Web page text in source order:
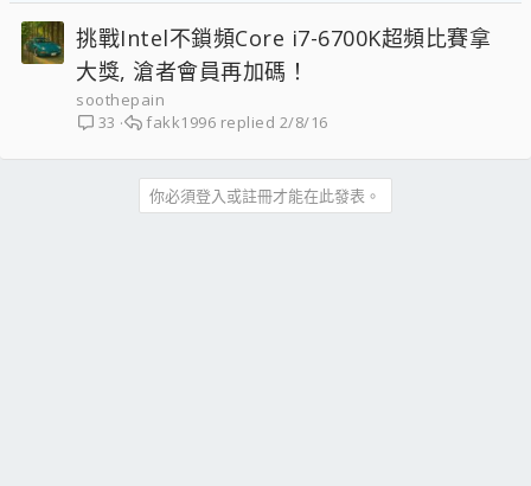
挑戰Intel不鎖頻Core i7-6700K超頻比賽拿
大獎, 滄者會員再加碼！
soothepain
33
2/8/16
fakk1996
你必須登入或註冊才能在此發表。